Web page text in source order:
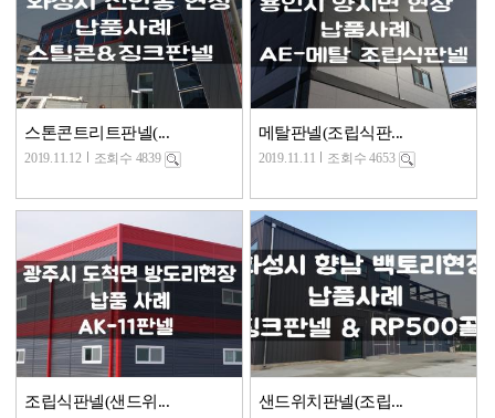
스톤콘트리트판넬(...
2019.11.12 조회수 4839
메탈판넬(조립식판...
2019.11.11 조회수 4653
조립식판넬(샌드위... 샌드위치판넬(조립...